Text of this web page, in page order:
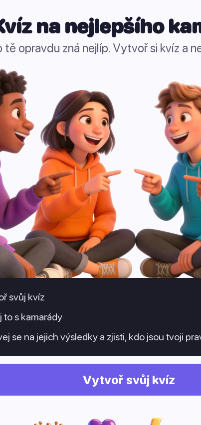
na nejlepšího
tě opravdu zná nejlíp. Vytvoř si kvíz a
svůj kvíz
to s kamarády
se na jejich výsledky a zjisti, kdo jsou tvoji
Vytvoř svůj kvíz